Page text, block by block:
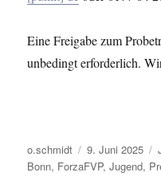
Eine Freigabe zum
unbedingt erforderlich.
Autor
o.schmidt
Veröffentlicht
am
9. Juni 2025
Bonn, ForzaFVP,Jugend,